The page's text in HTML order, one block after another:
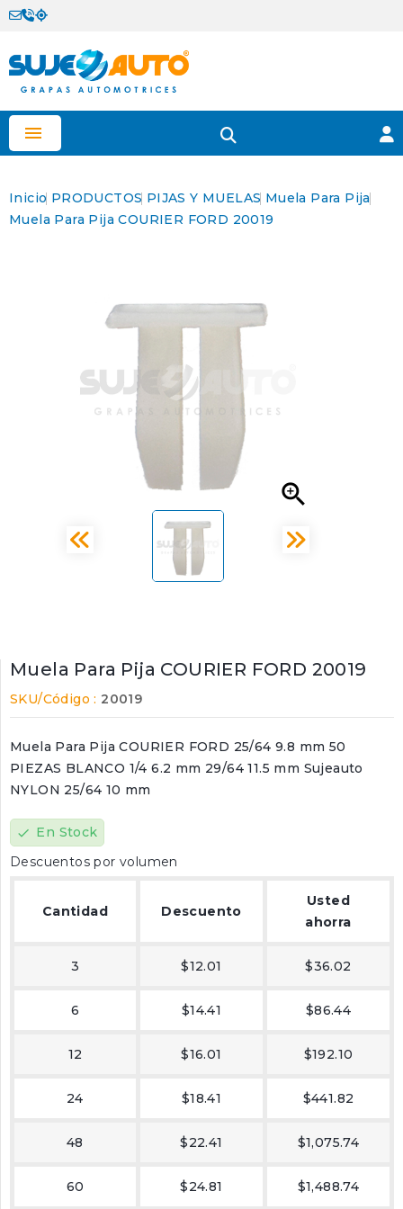

Inicio PRODUCTOS PIJAS Y MUELAS Muela Para Pija
Muela Para Pija COURIER FORD 20019

Muela Para Pija COURIER FORD 20019
SKU/Código : 20019
Muela Para Pija COURIER FORD 25/64 9.8 mm 50
PIEZAS BLANCO 1/4 6.2 mm 29/64 11.5 mm Sujeauto
NYLON 25/64 10 mm
check En Stock
Descuentos por volumen
Cantidad Descuento
Usted
ahorra
3 $12.01 $36.02
6 $14.41 $86.44
12 $16.01 $192.10
24 $18.41 $441.82
48 $22.41 $1,075.74
60 $24.81 $1,488.74